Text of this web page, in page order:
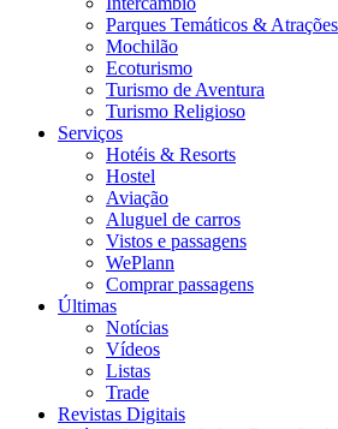
Parques Temáticos & Atrações
Mochilão
Ecoturismo
Turismo de Aventura
Turismo Religioso
Serviços
Hotéis & Resorts
Hostel
Aviação
Aluguel de carros
Vistos e passagens
WePlann
Comprar passagens
Últimas
Notícias
Vídeos
Listas
Trade
Revistas Digitais